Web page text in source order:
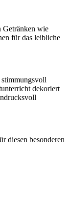
Getränken wie
für das leibliche
dekoriert
diesen besonderen